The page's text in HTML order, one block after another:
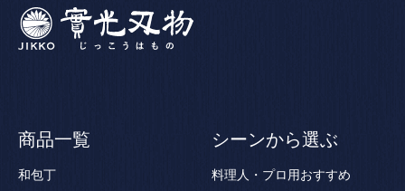
商品一覧
和包丁
シーンから選ぶ
料理人・プロ用おすすめ